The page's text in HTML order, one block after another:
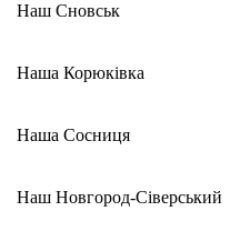
Наш Сновськ
Наша Корюківка
Наша Сосниця
Наш Новгород-Сіверський